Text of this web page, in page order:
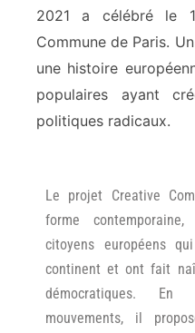
2021 a célébré le
Commune de Paris.
une histoire
populaires ayant
politiques radicaux.
Le projet Creative
forme
citoyens européens
continent et ont fait
démocratiques. En
mouvements, il